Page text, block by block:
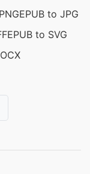
EPUB to JPG
EPUB to SVG